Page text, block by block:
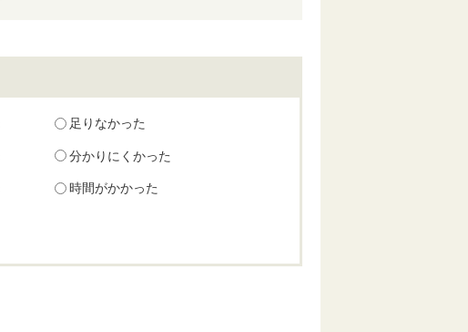
足りなかった
分かりにくかった
時間がかかった